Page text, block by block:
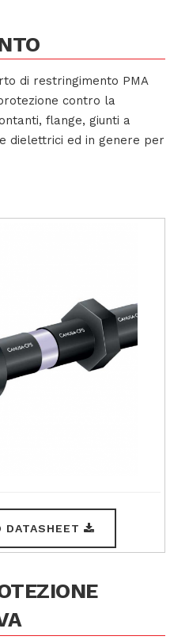
di restringimento PMA
contro la
flange, giunti a
dielettrici ed in genere per
DATASHEET